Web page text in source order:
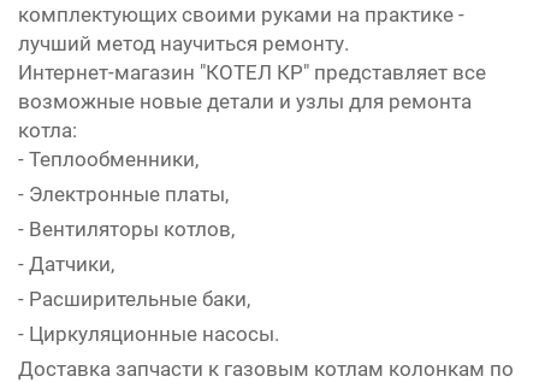
комплектующих своими руками на практике -
лучший метод научиться ремонту.
Интернет-магазин "КОТЕЛ КР" представляет все
возможные новые детали и узлы для ремонта
котла:
- Теплообменники,
- Электронные платы,
- Вентиляторы котлов,
- Датчики,
- Расширительные баки,
- Циркуляционные насосы.
Доставка запчасти к газовым котлам колонкам по